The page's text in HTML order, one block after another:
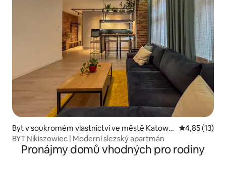
Byt v soukromém vlastnictví ve městě Katowic
e
Průměrné
4,85 (13)
BYT Nikiszowiec | Moderní slezský apartmán
Pronájmy domů vhodných pro rodiny